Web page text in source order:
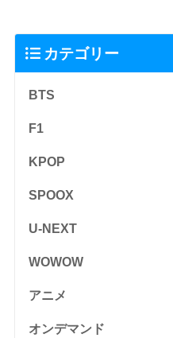
カテゴリー
BTS
F1
KPOP
SPOOX
U-NEXT
WOWOW
アニメ
オンデマンド